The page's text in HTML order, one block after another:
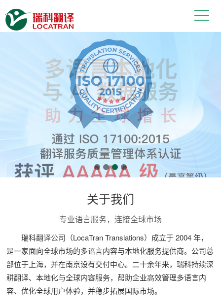
上海翻译公司——瑞科翻译：多语
关于我们
专业语言服务，连接全球市场
瑞科翻译公司 （LocaTran Translations）成立于 2004 年，
是一家面向全球市场的多语言内容与本地化服务提供商。公司总
部位于上海，并在南京设有交付中心。二十余年来，瑞科持续深
耕翻译、本地化与全球内容服务，帮助企业高效管理多语言内
容、优化全球用户体验，并稳步拓展国际市场。